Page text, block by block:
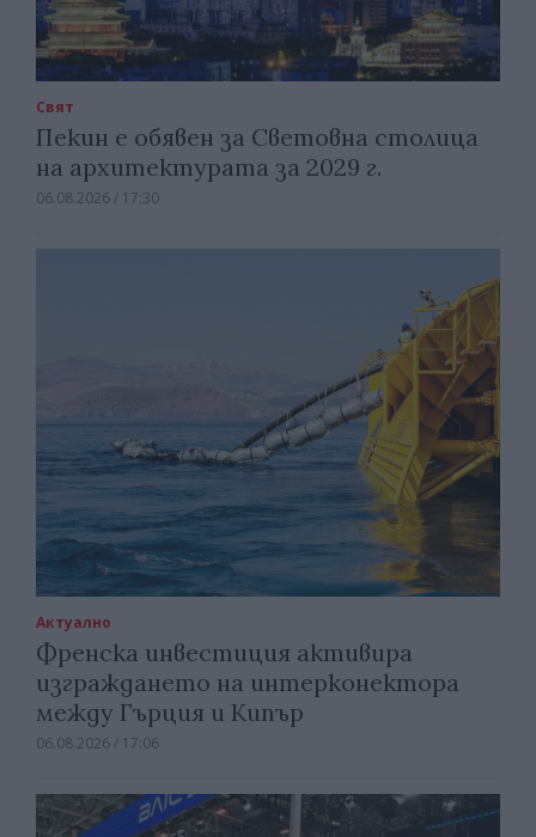
Свят
Пекин е обявен за Световна столица
на архитектурата за 2029 г.
06.08.2026 / 17:30
Актуално
Френска инвестиция активира
изграждането на интерконектора
между Гърция и Кипър
06.08.2026 / 17:06